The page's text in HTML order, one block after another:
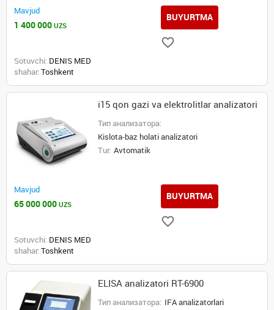
Mavjud
1 400 000 UZS
BUYURTMA
Sotuvchi: DENIS MED
shahar: Toshkent
i15 qon gazi va elektrolitlar analizatori
Тип анализатора:
Kislota-baz holati analizatori
Tur: Avtomatik
Mavjud
65 000 000 UZS
BUYURTMA
Sotuvchi: DENIS MED
shahar: Toshkent
ELISA analizatori RT-6900
Тип анализатора: IFA analizatorlari